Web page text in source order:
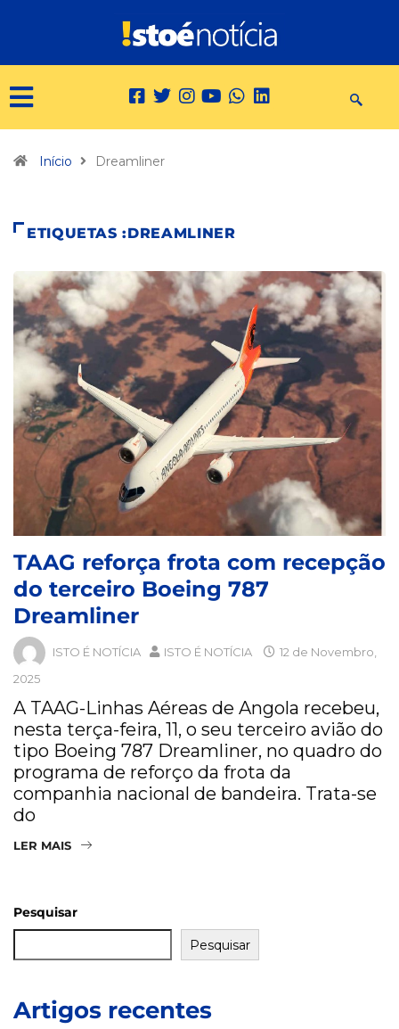
Início Dreamliner
ETIQUETAS :DREAMLINER
TAAG reforça frota com recepção
do terceiro Boeing 787
Dreamliner
ISTO É NOTÍCIA ISTO É NOTÍCIA
12 de Novembro,
2025
A TAAG-Linhas Aéreas de Angola recebeu,
nesta terça-feira, 11, o seu terceiro avião do
tipo Boeing 787 Dreamliner, no quadro do
programa de reforço da frota da
companhia nacional de bandeira. Trata-se
do
LER MAIS
Pesquisar
Pesquisar
Artigos recentes